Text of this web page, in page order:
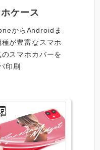
ケース
からAndroidま
が豊富なスマホ
スマホカバーを
印刷